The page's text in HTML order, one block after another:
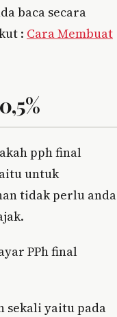
baca secara
: Cara Membuat
pph final
untuk
tidak perlu anda
PPh final
sekali yaitu pada